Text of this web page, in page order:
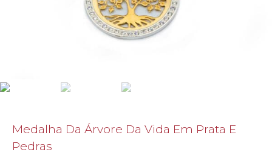
Medalha Da Árvore Da Vida Em Prata E
Pedras